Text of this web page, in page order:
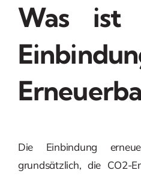
Was
Die Einbindung
grundsätzlich, die CO2-